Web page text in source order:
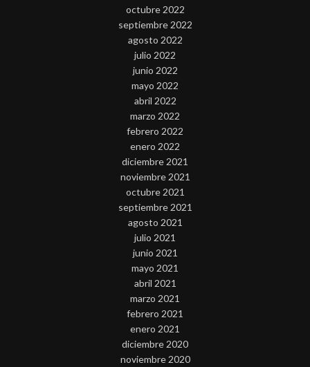
octubre 2022
septiembre 2022
agosto 2022
julio 2022
junio 2022
mayo 2022
abril 2022
marzo 2022
febrero 2022
enero 2022
diciembre 2021
noviembre 2021
octubre 2021
septiembre 2021
agosto 2021
julio 2021
junio 2021
mayo 2021
abril 2021
marzo 2021
febrero 2021
enero 2021
diciembre 2020
noviembre 2020